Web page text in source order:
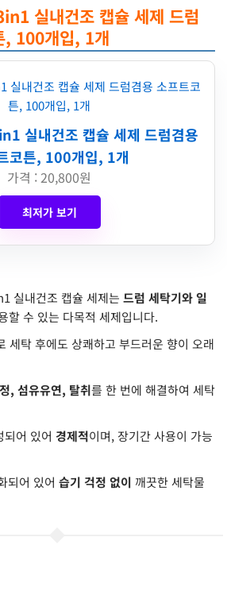
실내건조 캡슐 세제 드럼
, 100개입, 1개
실내건조 캡슐 세제 드럼겸용
코튼, 100개입, 1개
가격 : 20,800원
최저가 보기
실내건조 캡슐 세제는 드럼 세탁기와 일
할 수 있는 다목적 세제입니다.
세탁 후에도 상쾌하고 부드러운 향이 오래
, 섬유유연, 탈취를 한 번에 해결하여 세탁
어 있어 경제적이며, 장기간 사용이 가능
되어 있어 습기 걱정 없이 깨끗한 세탁물